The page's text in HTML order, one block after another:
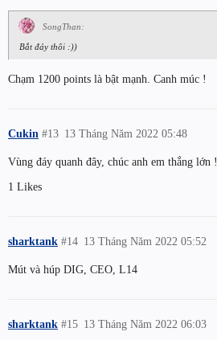
SongThan:
Bắt đáy thôi :))
Chạm 1200 points là bật mạnh. Canh múc !
Cukin 13 Tháng Năm 2022 05:48
#13
Vùng đáy quanh đây, chúc anh em thắng lớn !
1 Likes
sharktank 13 Tháng Năm 2022 05:52
#14
Mút và húp DIG, CEO, L14
sharktank 13 Tháng Năm 2022 06:03
#15